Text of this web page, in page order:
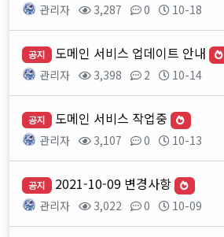
관리자 3,287 0 10-18
공지 도메인 서비스 업데이트 안내
관리자 3,398 2 10-14
공지 도메인 서비스 작업중
관리자 3,107 0 10-13
공지 2021-10-09 변경사항
관리자 3,022 0 10-09